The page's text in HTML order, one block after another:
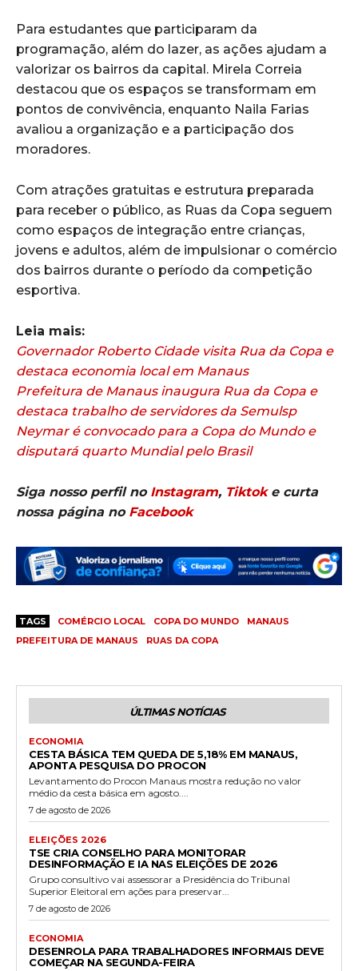
Para estudantes que participaram da
programação, além do lazer, as ações ajudam a
valorizar os bairros da capital. Mirela Correia
destacou que os espaços se transformam em
pontos de convivência, enquanto Naila Farias
avaliou a organização e a participação dos
moradores.
Com atrações gratuitas e estrutura preparada
para receber o público, as Ruas da Copa seguem
como espaços de integração entre crianças,
jovens e adultos, além de impulsionar o comércio
dos bairros durante o período da competição
esportiva.
Leia mais:
Governador Roberto Cidade visita Rua da Copa e
destaca economia local em Manaus
Prefeitura de Manaus inaugura Rua da Copa e
destaca trabalho de servidores da Semulsp
Neymar é convocado para a Copa do Mundo e
disputará quarto Mundial pelo Brasil
Siga nosso perfil no Instagram, Tiktoke curta
nossa página no Facebook
TAGS COMÉRCIO LOCAL COPA DO MUNDO
MANAUS
PREFEITURA DE MANAUS
RUAS DA COPA
ÚLTIMAS NOTÍCIAS
ECONOMIA
CESTA BÁSICA TEM QUEDA DE 5,18% EM MANAUS,
APONTA PESQUISA DO PROCON
Levantamento do Procon Manaus mostra redução no valor
médio da cesta básica em agosto....
7 de agosto de 2026
ELEIÇÕES 2026
TSE CRIA CONSELHO PARA MONITORAR
DESINFORMAÇÃO E IA NAS ELEIÇÕES DE 2026
Grupo consultivo vai assessorar a Presidência do Tribunal
Superior Eleitoral em ações para preservar...
7 de agosto de 2026
ECONOMIA
DESENROLA PARA TRABALHADORES INFORMAIS DEVE
COMEÇAR NA SEGUNDA-FEIRA